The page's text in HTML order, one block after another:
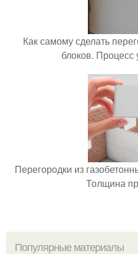
Как самому сделать
блоков. Процесс
Перегородки из
Толщина
Популярные материалы